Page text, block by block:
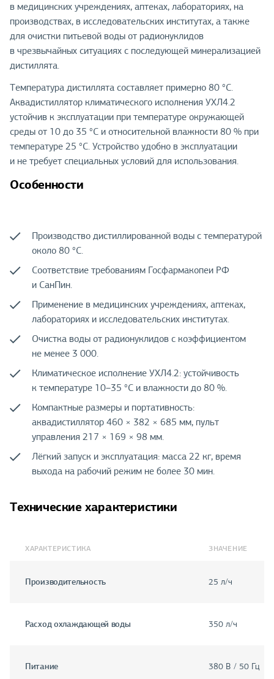
в медицинских учреждениях, аптеках, лабораториях, на
производствах, в исследовательских институтах, а также
для очистки питьевой воды от радионуклидов
в чрезвычайных ситуациях с последующей минерализацией
дистиллята.
Температура дистиллята составляет примерно 80 °С.
Аквадистиллятор климатического исполнения УХЛ4.2
устойчив к эксплуатации при температуре окружающей
среды от 10 до 35 °С и относительной влажности 80 % при
температуре 25 °С. Устройство удобно в эксплуатации
и не требует специальных условий для использования.
Особенности
Производство дистиллированной воды с температурой
около 80 °С.
Соответствие требованиям Госфармакопеи РФ
и СанПин.
Применение в медицинских учреждениях, аптеках,
лабораториях и исследовательских институтах.
Очистка воды от радионуклидов с коэффициентом
не менее 3 000.
Климатическое исполнение УХЛ4.2: устойчивость
к температуре 10–35 °С и влажности до 80 %.
Компактные размеры и портативность:
аквадистиллятор 460 × 382 × 685 мм, пульт
управления 217 × 169 × 98 мм.
Лёгкий запуск и эксплуатация: масса 22 кг, время
выхода на рабочий режим не более 30 мин.
Технические характеристики
ХАРАКТЕРИСТИКА ЗНАЧЕНИЕ
Производительность 25 л/ч
Расход охлаждающей воды 350 л/ч
Питание 380 В / 50 Гц